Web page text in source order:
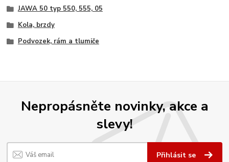
JAWA 50 typ 550, 555, 05
Kola, brzdy
Podvozek, rám a tlumiče
Nepropásněte novinky, akce a
slevy!
Přihlásit se